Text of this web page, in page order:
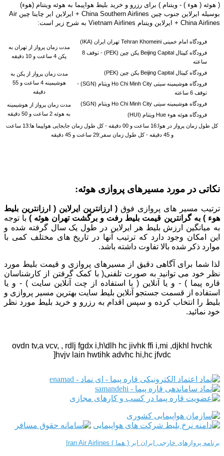
( هوئه ( هوء ) - ویتنام ) برای رزرو و خرید بلیط هواپیما به هوئه ویتنام (هوء)
بوسیله ایرلاین جنوب چین China Southern Airlines + ایرلاین ایر چاینا چین Air
China Airlines + ایرلاین ویتنام Vietnam Airlines به شرح زیر است:
فرودگاه امام خمینی Tehran Khomeini تهران ایران (IKA)
مدت زمان پرواز از تهران به
پکن 4 ساعت و 10 دقیقه
فرودگاه کپیتال Beijing Capital پکن چین (PEK) -
توقف 8
ساعته
فرودگاه کپیتال Beijing Capital پکن چین (PEK)
مدت زمان پرواز از پکن به
هوشیمینه 4 ساعت و 55
دقیقه
فرودگاه هوشیمینه سیتی Ho Chi Minh City ویتنام (SGN) -
توقف 6 ساعته
فرودگاه هوشیمینه سیتی Ho Chi Minh City ویتنام (SGN)
مدت زمان پرواز از هوشیمینه
به هوئه 2 ساعت و 50 دقیقه
فرودگاه هوئه هوء Hue ویتنام (HUI)
کل طول زمان پرواز در هوا:16 ساعت و 00 دقیقه - کل طول زمان جابجایی هواپیما ها:13 ساعت
و 45 دقیقه - کل طول زمان سفر:29 ساعت و 45 دقیقه
نکاتی در مورد مسیرهای پروازی هوئه:
ترتیب مسیر های پروازی فوق ( ارزانترین ایرلاین ( ارزانترین بلیط
هوء ) به گرانترین قیمت بلیط رفت و برگشت تهران هوئه )با توجه
به میانگین ارزش بلیط هر ایرلاین در طول یک سال گرفته شده و
این امکان وجود دارد که ترتیب آنها در تاریخ های مختلف کمی با
موارد ذکر شده بالا تفاوت داشته باشد.
لذا شما برای آگاهی دقیق از مسیرهای پروازی و قیمت بلیط مورد
نظر خود می توانید به صورت تلفنی( با کمک گرفتن از کارشناسان
قاره پیما ) - و یا آنلاین ( با استفاده از چت آنلاین سایت ) - و یا
استفاده از قسمت جستجو آنلاین بلیط سایت بهترین مسیر پروازی و
بلیط را انتخاب کرده و سپس اقدام به رزرو و خرید بلیط مورد نظر
خود نمائید.
ovdn tv,a vcv, , rdlj fgdx i,h\dlh hc jivhk ffi i,mi ,djkhl hvchk
]hvjv lain hwtihk advhc hi,hc jfvdc
برنامه پروازهای خارجی ایران ایر ( هما ) Iran Air Airlines